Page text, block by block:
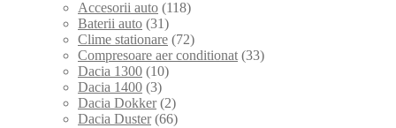
Accesorii auto (118)
Baterii auto (31)
Clime stationare (72)
Compresoare aer conditionat (33)
Dacia 1300 (10)
Dacia 1400 (3)
Dacia Dokker (2)
Dacia Duster (66)